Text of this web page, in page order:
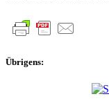
Übrigens: